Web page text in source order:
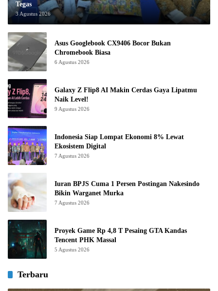
Tegas
3 Agustus 2026
Asus Googlebook CX9406 Bocor Bukan
Chromebook Biasa
6 Agustus 2026
Galaxy Z Flip8 AI Makin Cerdas Gaya Lipatmu
Naik Level!
9 Agustus 2026
Indonesia Siap Lompat Ekonomi 8% Lewat
Ekosistem Digital
7 Agustus 2026
Iuran BPJS Cuma 1 Persen Postingan Nakesindo
Bikin Warganet Murka
7 Agustus 2026
Proyek Game Rp 4,8 T Pesaing GTA Kandas
Tencent PHK Massal
5 Agustus 2026
Terbaru